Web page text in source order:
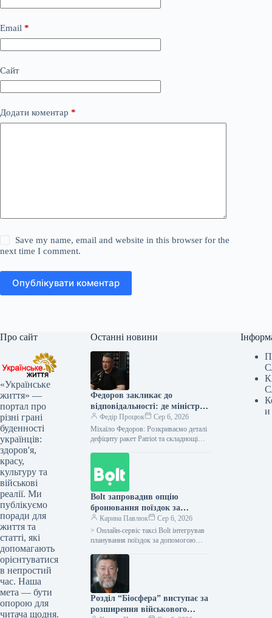
Email *
Сайт
Додати коментар *
Save my name, email and website in this browser for the
next time I comment.
Опублікувати коментар
Про сайт
«Українське
життя» —
портал про
різні грані
буденності
українців:
здоров'я,
красу,
культуру та
військові
реалії. Ми
публікуємо
поради для
життя та
статті, які
допомагають
орієнтуватися
в непростий
час. Наша
мета — бути
опорою для
читача щодня.
Останні новини
Федоров закликає до
відповідальності: де міністр
оборони?
Федір Процюк
Сер 6, 2026
Міхаїло Федоров: Розкриваємо деталі
дефіциту ракет Patriot та складнощі
непростими подробицями процесу
здобуття…
Bolt запровадив опцію
бронювання поїздок за
допомогою ChatGPT у всіх
країнах, де працює компанія.
Карина Павлюк
Сер 6, 2026
> Онлайн-сервіс таксі Bolt інтегрував
планування поїздок за допомогою
присутності, включно з Україною.
Відповідно до…
Розділ “Біосфера” виступає за
розширення військового
и